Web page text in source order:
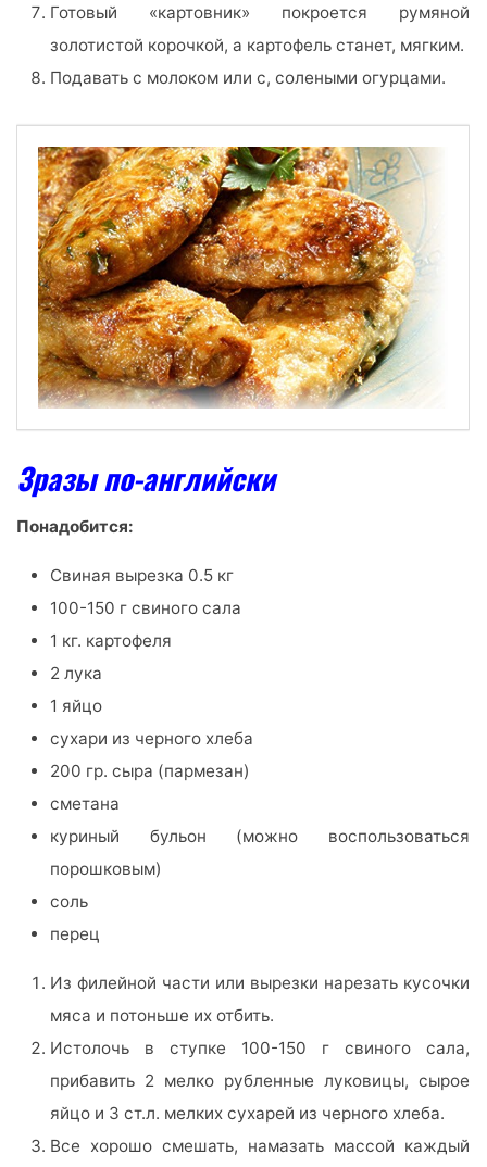
Готовый «картовник» покроется румяной
золотистой корочкой, а картофель станет, мягким.
Подавать с молоком или с, солеными огурцами.
Зразы по-английски
Понадобится:
Свиная вырезка 0.5 кг
100-150 г свиного сала
1 кг. картофеля
2 лука
1 яйцо
сухари из черного хлеба
200 гр. сыра (пармезан)
сметана
куриный бульон (можно воспользоваться
порошковым)
соль
перец
Из филейной части или вырезки нарезать кусочки
мяса и потоньше их отбить.
Истолочь в ступке 100-150 г свиного сала,
прибавить 2 мелко рубленные луковицы, сырое
яйцо и 3 ст.л. мелких сухарей из черного хлеба.
Все хорошо смешать, намазать массой каждый